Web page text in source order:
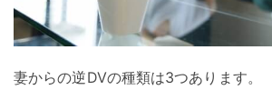
妻からの逆DVの種類は3つあります。